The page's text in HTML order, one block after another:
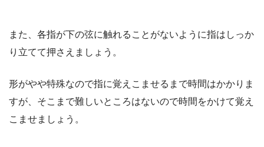
また、各指が下の弦に触れることがないように指はしっか
り立てて押さえましょう。
形がやや特殊なので指に覚えこませるまで時間はかかりま
すが、そこまで難しいところはないので時間をかけて覚え
こませましょう。